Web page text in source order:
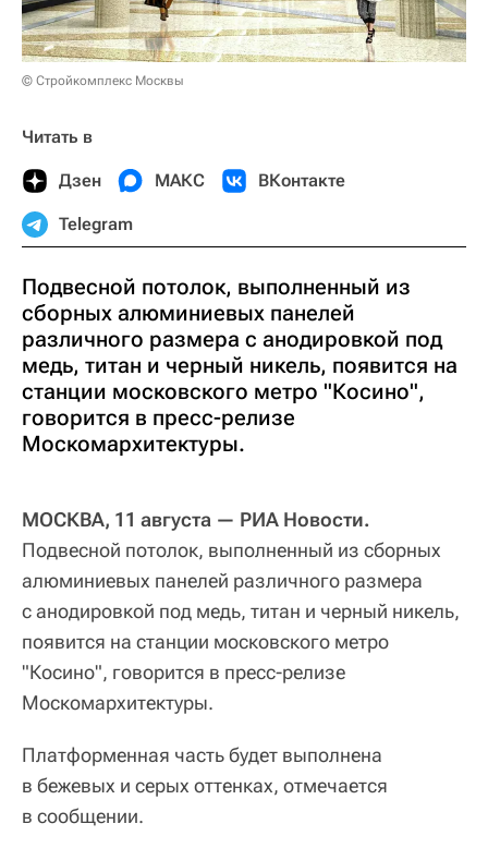
© Стройкомплекс Москвы
Читать в
Дзен МАКС ВКонтакте
Telegram
Подвесной потолок, выполненный из
сборных алюминиевых панелей
различного размера с анодировкой под
медь, титан и черный никель, появится на
станции московского метро "Косино",
говорится в пресс-релизе
Москомархитектуры.
МОСКВА, 11 августа — РИА Новости.
Подвесной потолок, выполненный из сборных
алюминиевых панелей различного размера
с анодировкой под медь, титан и черный никель,
появится на станции московского метро
"Косино", говорится в пресс-релизе
Москомархитектуры.
Платформенная часть будет выполнена
в бежевых и серых оттенках, отмечается
в сообщении.